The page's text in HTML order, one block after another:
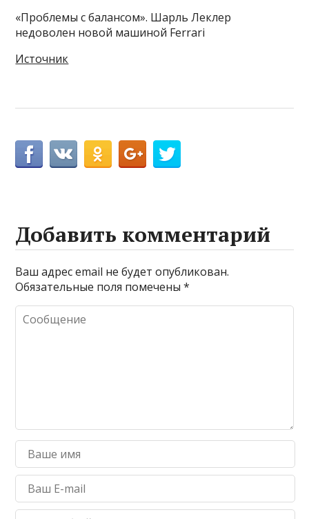
«Проблемы с балансом». Шарль Леклер
недоволен новой машиной Ferrari
Источник
Добавить комментарий
Ваш адрес email не будет опубликован.
Обязательные поля помечены*